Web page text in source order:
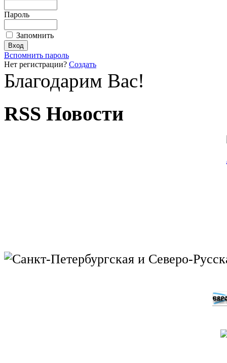
Пароль
Запомнить
Вспомнить пароль
Нет регистрации? Создать
Благодарим Вас!
RSS Новости